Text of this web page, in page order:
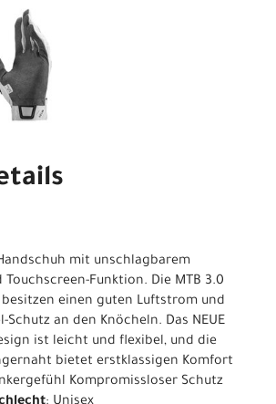
mit unschlagbarem
Funktion. Die MTB 3.0
einen guten Luftstrom und
Schutz an den Knöcheln. Das NEUE
ist leicht und flexibel, und die
bietet erstklassigen Komfort
Kompromissloser Schutz